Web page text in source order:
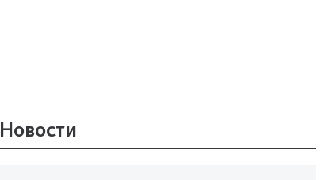
Новости